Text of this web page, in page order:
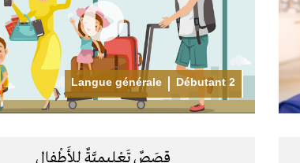
Langue générale Débutant 2
قِصَصٌ تَعْلِيمِيَّةٌ لِلأَطْفالِ